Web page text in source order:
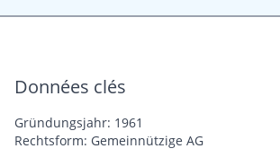
Données clés
Gründungsjahr: 1961
Rechtsform: Gemeinnützige AG